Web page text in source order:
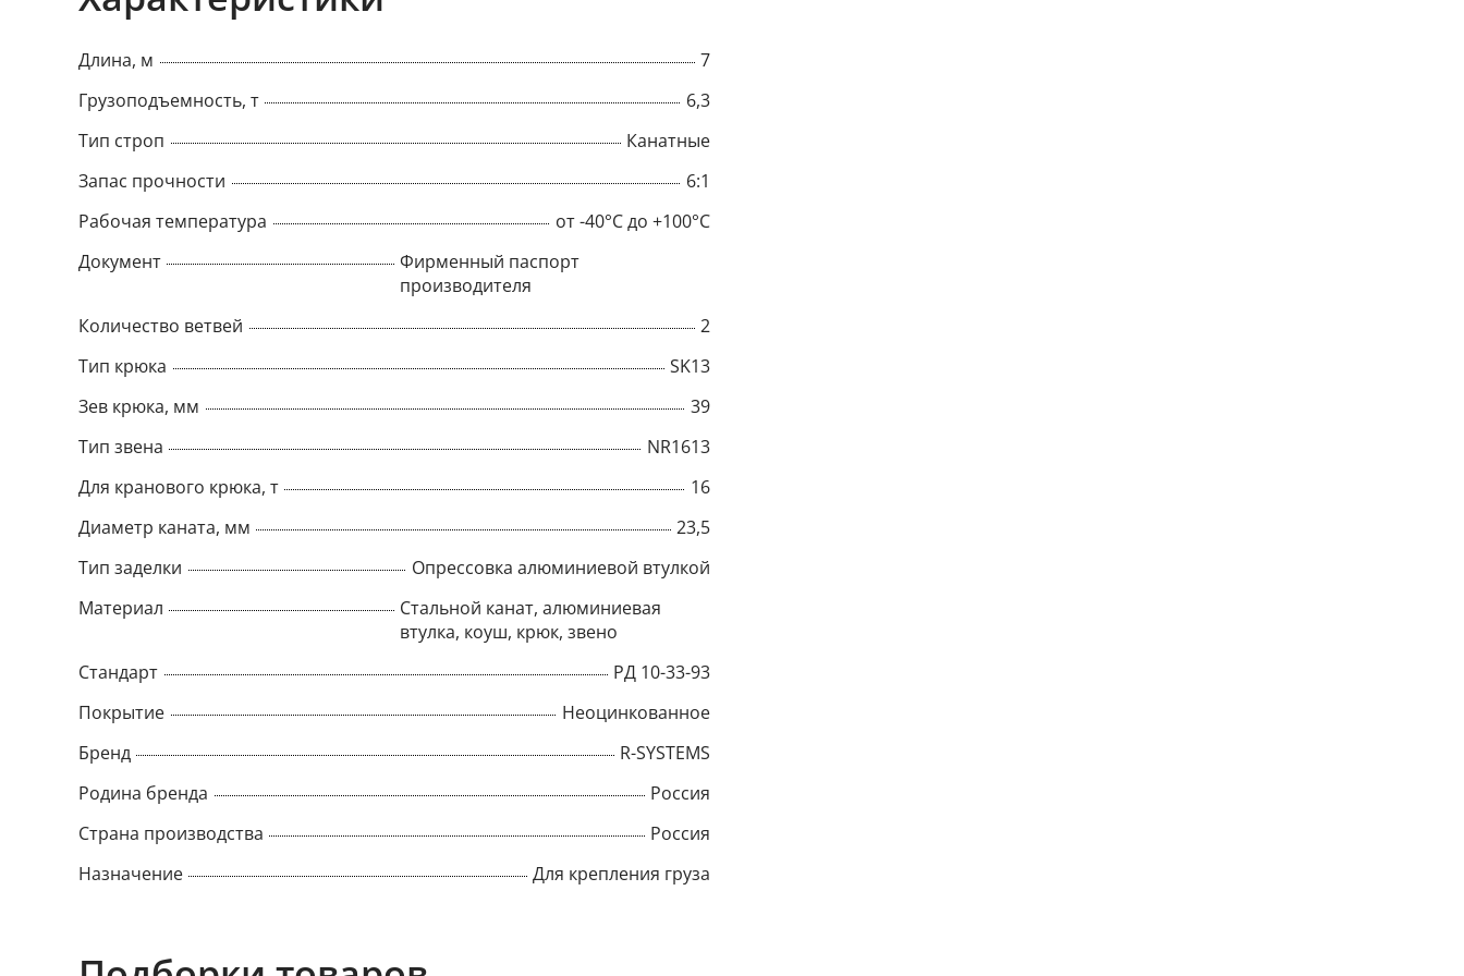
Длина, м
7
Грузоподъемность, т
6,3
Тип строп
Канатные
Запас прочности
6:1
Рабочая температура
от -40°C до +100°C
Документ
Фирменный паспорт
производителя
Количество ветвей
2
Тип крюка
SK13
Зев крюка, мм
39
Тип звена
NR1613
Для кранового крюка, т
16
Диаметр каната, мм
23,5
Тип заделки
Опрессовка алюминиевой втулкой
Материал
Стальной канат, алюминиевая
втулка, коуш, крюк, звено
Стандарт
РД 10-33-93
Покрытие
Неоцинкованное
Бренд
R-SYSTEMS
Родина бренда
Россия
Страна производства
Россия
Назначение
Для крепления груза
Popup
Title